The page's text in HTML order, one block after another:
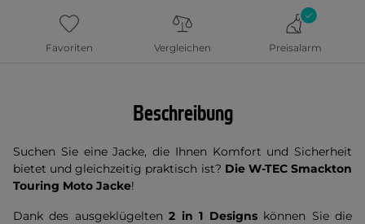
Favoriten Vergleichen Preisalarm
Beschreibung
Suchen Sie eine Jacke, die Ihnen Komfort und Sicherheit
bietet und gleichzeitig praktisch ist? Die W-TEC Smackton
Touring Moto Jacke!
Dank des ausgeklügelten2 in 1 Designskönnen Sie die